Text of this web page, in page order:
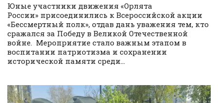
Юные участники движения «Орлята
России» присоединились к Всероссийской акции
«Бессмертный полк», отдав дань уважения тем, кто
сражался за Победу в Великой Отечественной
войне. Мероприятие стало важным этапом в
воспитании патриотизма и сохранении
исторической памяти среди...